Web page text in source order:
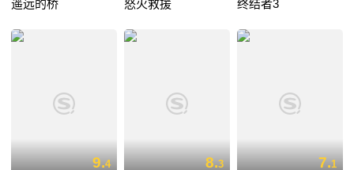
遥远的桥 怒火救援 终结者3
9.4 8.3 7.1